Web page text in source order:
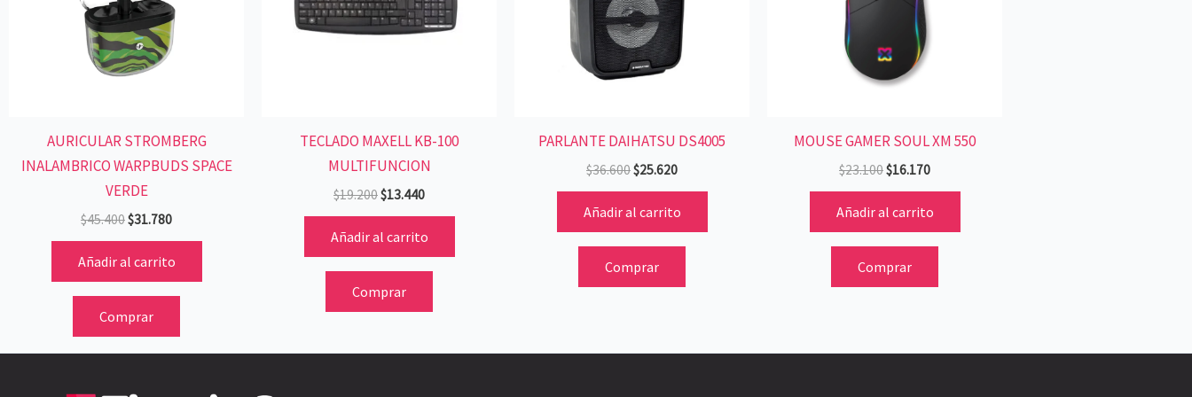
AURICULAR STROMBERG
INALAMBRICO WARPBUDS SPACE
VERDE
$45.400$31.780
Añadir al carrito
Comprar
TECLADO MAXELL KB-100
MULTIFUNCION
$19.200$13.440
Añadir al carrito
Comprar
PARLANTE DAIHATSU DS4005
$36.600$25.620
Añadir al carrito
Comprar
MOUSE GAMER SOUL XM 550
$23.100$16.170
Añadir al carrito
Comprar